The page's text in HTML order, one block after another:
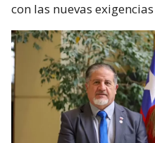
con las nuevas